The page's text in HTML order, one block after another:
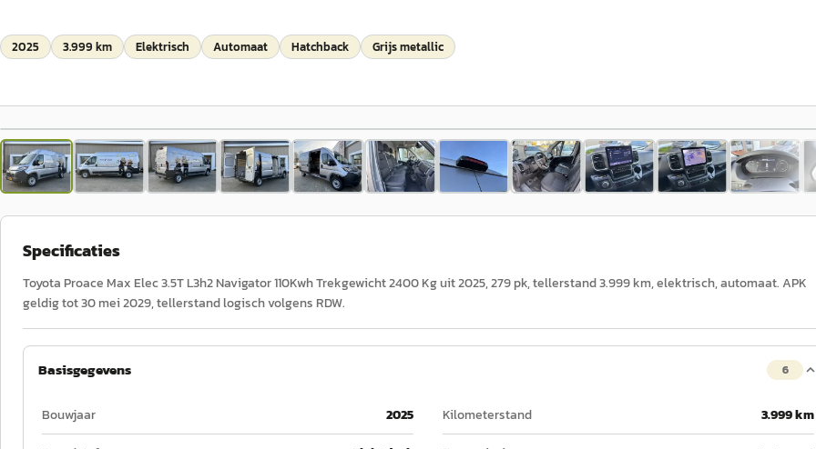
2025 3.999 km Elektrisch Automaat Hatchback Grijs metallic
1
Specificaties
Toyota Proace Max Elec 3.5T L3h2 Navigator 110Kwh Trekgewicht 2400 Kg uit 2025, 279 pk, tellerstand 3.999 km, elektrisch, automaat. APK
geldig tot 30 mei 2029, tellerstand logisch volgens RDW.
Basisgegevens 6
Bouwjaar 2025 Kilometerstand
3.999 km